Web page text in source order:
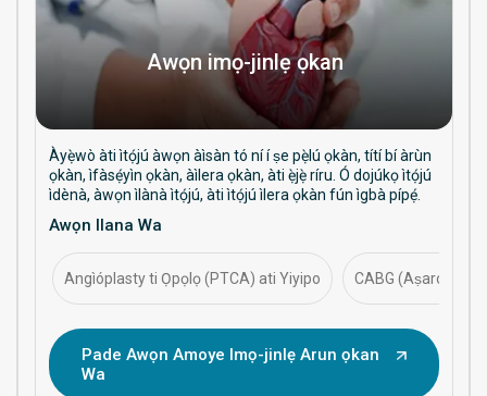
Awọn imọ-jinlẹ ọkan
Àyẹ̀wò àti ìtọ́jú àwọn àìsàn tó ní í ṣe pẹ̀lú ọkàn, títí bí àrùn
ọkàn, ìfàsẹ́yìn ọkàn, àìlera ọkàn, àti ẹ̀jẹ̀ ríru. Ó dojúkọ ìtọ́jú
ìdènà, àwọn ìlànà ìtọ́jú, àti ìtọ́jú ìlera ọkàn fún ìgbà pípẹ́.
Awọn Ilana Wa
Angìóplasty ti Ọpọlọ (PTCA) ati Yiyipo CABG (Aṣaro-apa-
Pade Awọn Amoye Imọ-jinlẹ Arun ọkan
Wa